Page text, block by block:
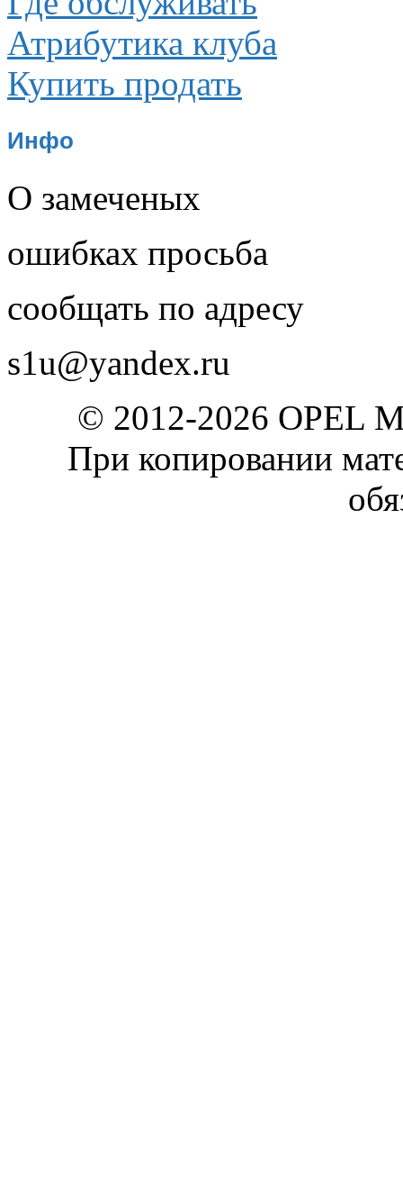
Атрибутика клуба
Купить продать
Инфо
О замеченых
ошибках просьба
сообщать по адресу
s1u@yandex.ru
© 2012-2026 OPEL
При копировании